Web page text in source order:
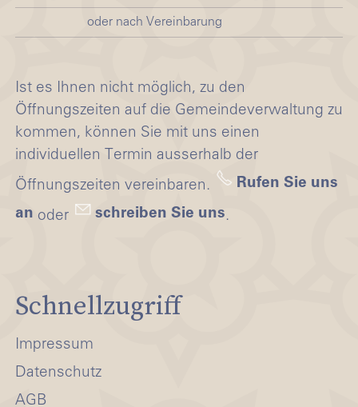
oder nach Vereinbarung
Ist es Ihnen nicht möglich, zu den
Öffnungszeiten auf die Gemeindeverwaltung zu
kommen, können Sie mit uns einen
individuellen Termin ausserhalb der
Öffnungszeiten vereinbaren.
Rufen Sie uns
an oder schreiben Sie uns.
Schnellzugriff
Impressum
Datenschutz
AGB